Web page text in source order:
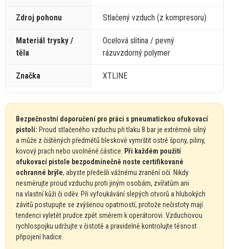
Zdroj pohonu Stlačený vzduch (z kompresoru)
Materiál trysky /
těla
Ocelová slitina / pevný
rázuvzdorný polymer
Značka XTLINE
Bezpečnostní doporučení pro práci s pneumatickou ofukovací
pistolí: Proud stlačeného vzduchu při tlaku 8 barje extrémně silný
a může z čištěných předmětů bleskově vymrštit ostré špony, piliny,
kovový prach nebo uvolněné částice.
Při každém použití
ofukovací pistole bezpodmínečně noste certifikované
ochranné brýle, abyste předešli vážnému zranění očí. Nikdy
nesměrujte proud vzduchu proti jiným osobám, zvířatům ani
na vlastní kůži či oděv. Při vyfoukávání slepých otvorů a hlubokých
závitů postupujte se zvýšenou opatrností, protože nečistoty mají
tendenci vyletět prudce zpět směrem koperátorovi. Vzduchovou
rychlospojku udržujte včistotě a pravidelně kontrolujte těsnost
připojení hadice.